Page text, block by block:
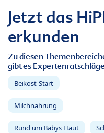
Jetzt das
erkunden
Zu diesen
gibt es
Beikost-Start
Milchnahrung
Rund um Babys Haut